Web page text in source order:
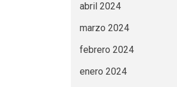
abril 2024
marzo 2024
febrero 2024
enero 2024